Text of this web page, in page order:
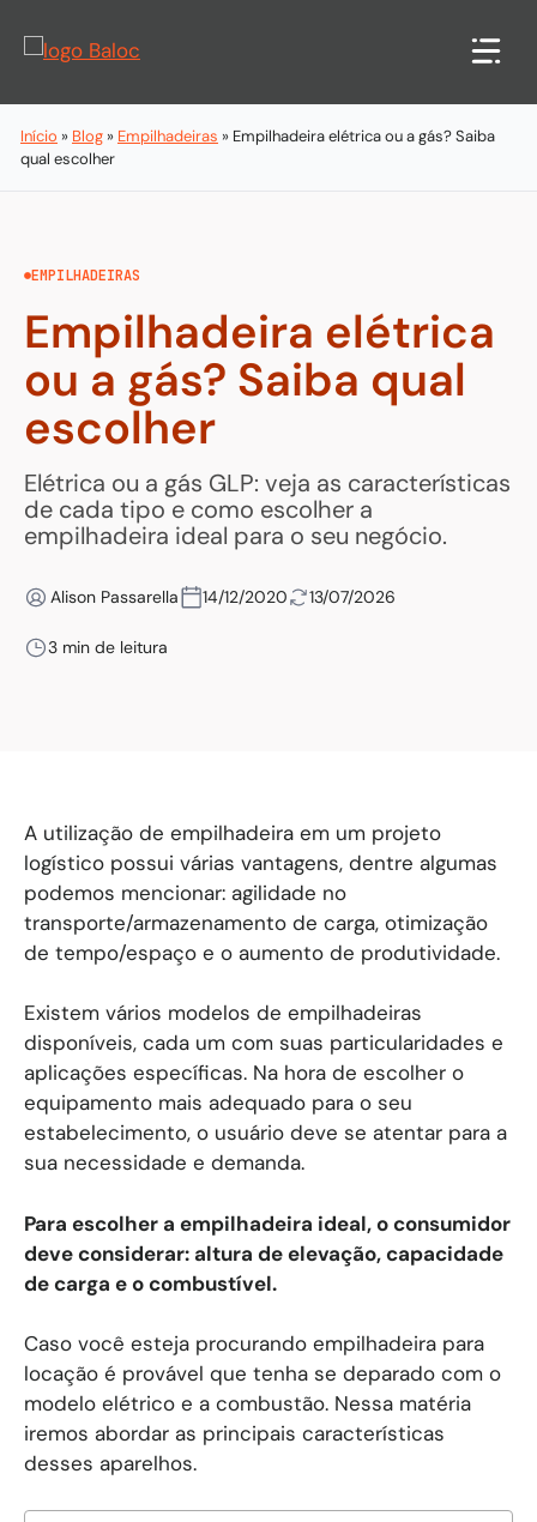
para
conteúdo
Início » Blog » Empilhadeiras » Empilhadeira elétrica ou a gás? Saiba
qual escolher
EMPILHADEIRAS
Empilhadeira elétrica
ou a gás? Saiba qual
escolher
Elétrica ou a gás GLP: veja as características
de cada tipo e como escolher a
empilhadeira ideal para o seu negócio.
Alison Passarella 14/12/2020 13/07/2026
3 min de leitura
A utilização de empilhadeira em um projeto
logístico possui várias vantagens, dentre algumas
podemos mencionar: agilidade no
transporte/armazenamento de carga, otimização
de tempo/espaço e o aumento de produtividade.
Existem vários modelos de empilhadeiras
disponíveis, cada um com suas particularidades e
aplicações específicas. Na hora de escolher o
equipamento mais adequado para o seu
estabelecimento, o usuário deve se atentar para a
sua necessidade e demanda.
Para escolher a empilhadeira ideal, o consumidor
deve considerar: altura de elevação, capacidade
de carga e o combustível.
Caso você esteja procurando empilhadeira para
locação é provável que tenha se deparado com o
modelo elétrico e a combustão. Nessa matéria
iremos abordar as principais características
desses aparelhos.